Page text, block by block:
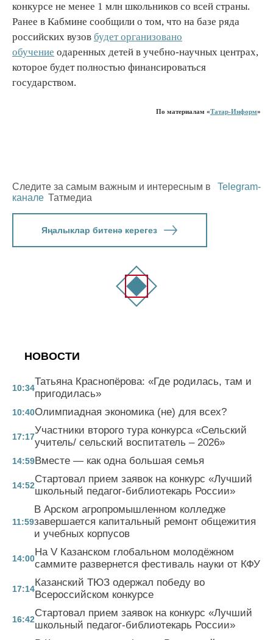
конкурсе не менее 1 млн школьников со всей страны.
Ранее в Кабмине сообщили о том, что на базе ряда
российских вузов будет организовано
обучение одаренных детей в учебно-научных центрах,
которое будет полностью финансироваться
государством.
По материалам «Татар-Информ»
Следите за самым важным и интересным в
Telegram-
канале Татмедиа
Яңалыклар битенә керегез
НОВОСТИ
10:34
Татьяна Краснопёрова: «Где родилась, там и
пригодилась»
10:40Олимпиадная экономика (не) для всех?
17:17
Участники второго тура конкурса «Сельский
учитель/ сельский воспитатель – 2026»
14:59Вместе — как одна большая семья
14:52
Стартовал прием заявок на конкурс «Лучший
школьный педагог-библиотекарь России»
11:59
В Арском агропромышленном колледже
завершается капитальный ремонт общежития
и учебных корпусов
14:00
На V Казанском глобальном молодёжном
саммите развернется фестиваль науки от КФУ
17:14
Казанский ТЮЗ одержал победу во
Всероссийском конкурсе
16:42
Стартовал прием заявок на конкурс «Лучший
школьный педагог-библиотекарь России»